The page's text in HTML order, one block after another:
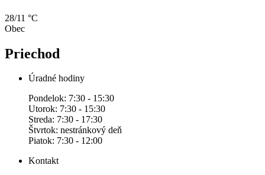
28/11 °C
Obec
Priechod
Úradné hodiny
Pondelok: 7:30 - 15:30
Utorok: 7:30 - 15:30
Streda: 7:30 - 17:30
Štvrtok: nestránkový deň
Piatok: 7:30 - 12:00
Kontakt